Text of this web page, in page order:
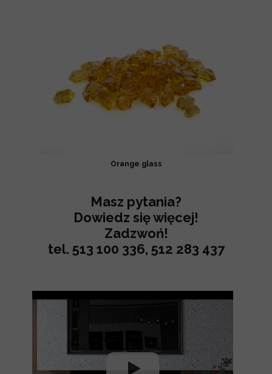
Masz pytania?
Dowiedz się więcej!
Zadzwoń!
tel. 513 100 336, 512 283 437
Orange glass